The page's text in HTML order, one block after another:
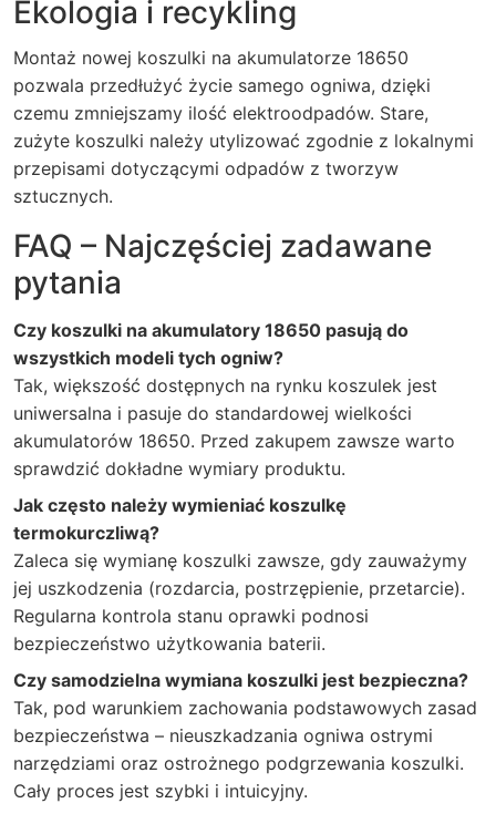
Ekologia i recykling
Montaż nowej koszulki na akumulatorze 18650
pozwala przedłużyć życie samego ogniwa, dzięki
czemu zmniejszamy ilość elektroodpadów. Stare,
zużyte koszulki należy utylizować zgodnie z lokalnymi
przepisami dotyczącymi odpadów z tworzyw
sztucznych.
FAQ – Najczęściej zadawane
pytania
Czy koszulki na akumulatory 18650 pasują do
wszystkich modeli tych ogniw?
Tak, większość dostępnych na rynku koszulek jest
uniwersalna i pasuje do standardowej wielkości
akumulatorów 18650. Przed zakupem zawsze warto
sprawdzić dokładne wymiary produktu.
Jak często należy wymieniać koszulkę
termokurczliwą?
Zaleca się wymianę koszulki zawsze, gdy zauważymy
jej uszkodzenia (rozdarcia, postrzępienie, przetarcie).
Regularna kontrola stanu oprawki podnosi
bezpieczeństwo użytkowania baterii.
Czy samodzielna wymiana koszulki jest bezpieczna?
Tak, pod warunkiem zachowania podstawowych zasad
bezpieczeństwa – nieuszkadzania ogniwa ostrymi
narzędziami oraz ostrożnego podgrzewania koszulki.
Cały proces jest szybki i intuicyjny.